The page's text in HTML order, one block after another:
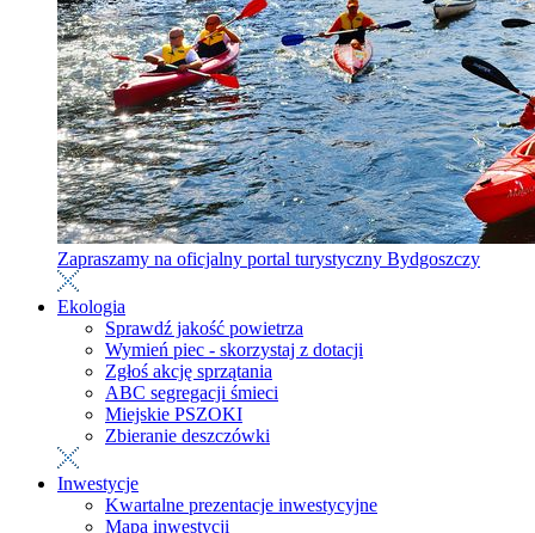
Zapraszamy na oficjalny portal turystyczny Bydgoszczy
Ekologia
Sprawdź jakość powietrza
Wymień piec - skorzystaj z dotacji
Zgłoś akcję sprzątania
ABC segregacji śmieci
Miejskie PSZOKI
Zbieranie deszczówki
Inwestycje
Kwartalne prezentacje inwestycyjne
Mapa inwestycji